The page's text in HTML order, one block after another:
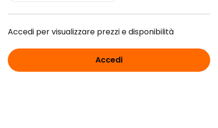
Accedi per visualizzare prezzi e disponibilità
Accedi